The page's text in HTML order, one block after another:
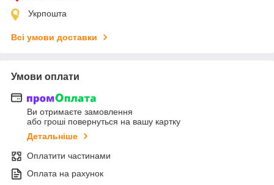
Укрпошта
Всі умови доставки
Умови оплати
Ви отримаєте замовлення
або гроші повернуться на вашу картку
Детальніше
Оплатити частинами
Оплата на рахунок